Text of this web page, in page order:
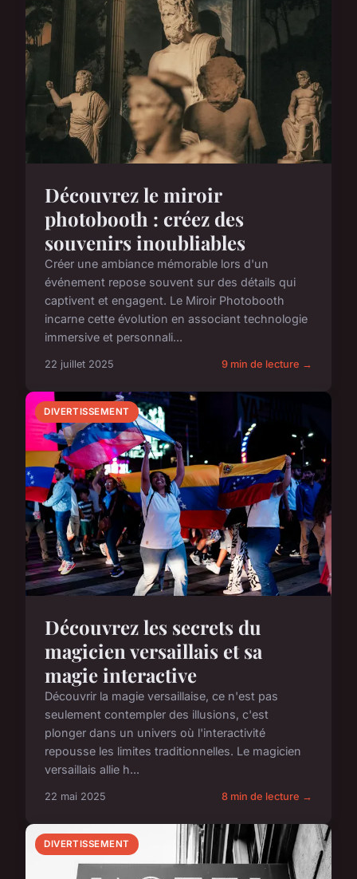
Découvrez le miroir
photobooth : créez des
souvenirs inoubliables
Créer une ambiance mémorable lors d'un
événement repose souvent sur des détails qui
captivent et engagent. Le Miroir Photobooth
incarne cette évolution en associant technologie
immersive et personnali...
22 juillet 2025 9 min de lecture →
DIVERTISSEMENT
Découvrez les secrets du
magicien versaillais et sa
magie interactive
Découvrir la magie versaillaise, ce n'est pas
seulement contempler des illusions, c'est
plonger dans un univers où l'interactivité
repousse les limites traditionnelles. Le magicien
versaillais allie h...
22 mai 2025 8 min de lecture →
DIVERTISSEMENT